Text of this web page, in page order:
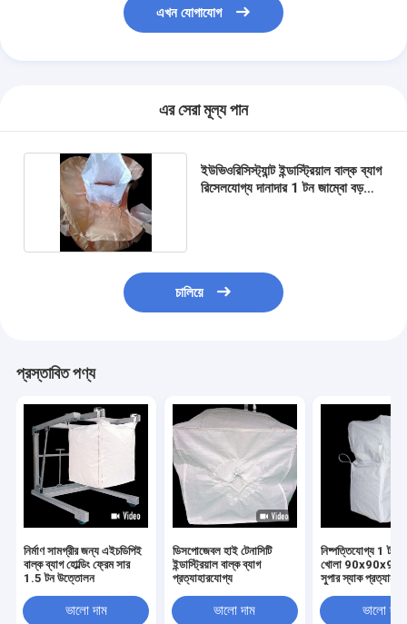
এখন যোগাযোগ
এর সেরা মূল্য পান
ইউভিওরিসিস্ট্যান্ট ইন্ডাস্ট্রিয়াল বাল্ক ব্যাগ
রিসেলযোগ্য দানাদার 1 টন জাম্বো বড়
চালিয়ে
প্রস্তাবিত পণ্য
নির্মাণ সামগ্রীর জন্য এইচডিপিই
বাল্ক ব্যাগ হোল্ডিং ফ্রেম সার
1.5 টন উত্তোলন
ভালো দাম
ডিসপোজেবল হাই টেনাসিটি
ইন্ডাস্ট্রিয়াল বাল্ক ব্যাগ
প্রত্যাহারযোগ্য
ভালো দাম
নিষ্পত্তিযোগ্য 1 টন
খোলা 90x90x90
সুপার স্যাক
ভালো দাম